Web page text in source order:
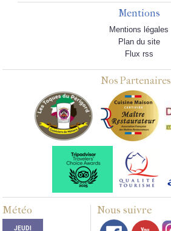
Mentions
Mentions légales
Plan du site
Flux rss
Nos Partenaires
Météo Nous suivre